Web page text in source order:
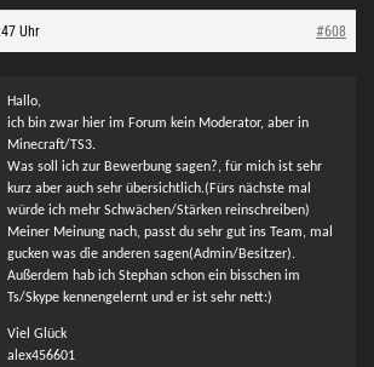
Uhr #608
Hallo,
ich bin zwar hier im Forum kein Moderator, aber in
Minecraft/TS3.
Was soll ich zur Bewerbung sagen?, für mich ist sehr
kurz aber auch sehr übersichtlich.(Fürs nächste mal
würde ich mehr Schwächen/Stärken reinschreiben)
Meiner Meinung nach, passt du sehr gut ins Team, mal
gucken was die anderen sagen(Admin/Besitzer).
Außerdem hab ich Stephan schon ein bisschen im
Ts/Skype kennengelernt und er ist sehr nett:)
Viel Glück
alex456601